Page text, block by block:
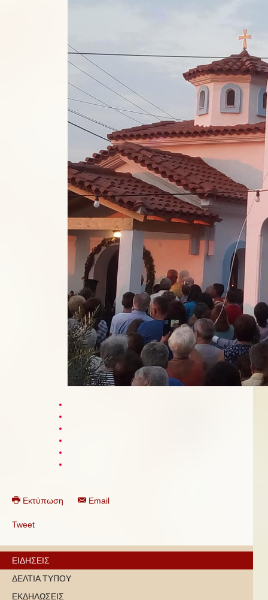
Εκτύπωση Email
Tweet
ΕΙΔΗΣΕΙΣ
ΔΕΛΤΙΑ ΤΥΠΟΥ
ΕΚΔΗΛΩΣΕΙΣ